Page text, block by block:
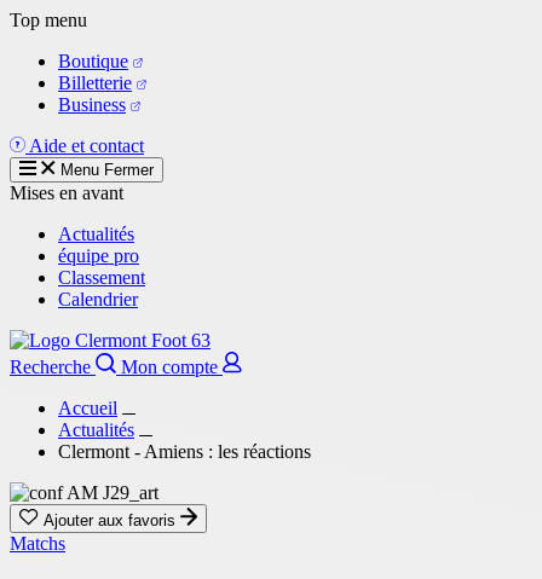
Aller
contenu
principal
Top menu
Boutique
Billetterie
Business
Aide et contact
Menu Fermer
Mises en avant
Actualités
équipe pro
Classement
Calendrier
Recherche
Mon compte
Accueil
Actualités
Clermont - Amiens : les réactions
Ajouter aux favoris
Matchs